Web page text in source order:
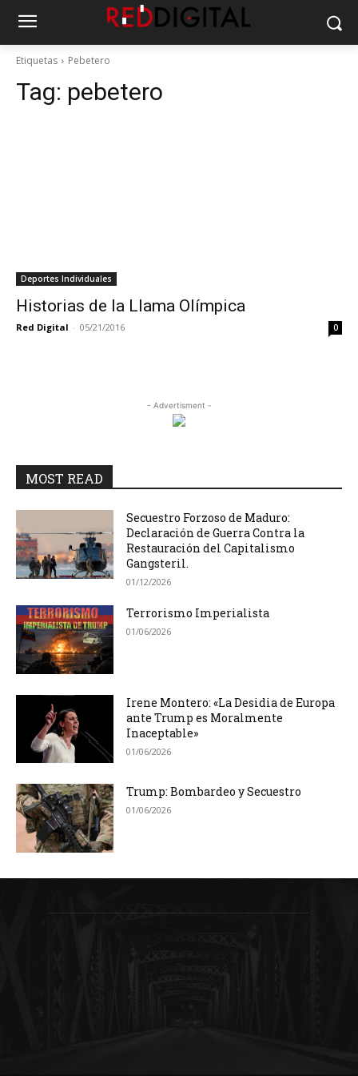
Etiquetas Pebetero
Tag: pebetero
Deportes Individuales
Historias de la Llama Olímpica
Red Digital - 05/21/2016 0
- Advertisment -
MOST READ
Secuestro Forzoso de Maduro:
Declaración de Guerra Contra la
Restauración del Capitalismo
Gangsteril.
01/12/2026
Terrorismo Imperialista
01/06/2026
Irene Montero: «La Desidia de Europa
ante Trump es Moralmente
Inaceptable»
01/06/2026
Trump: Bombardeo y Secuestro
01/06/2026